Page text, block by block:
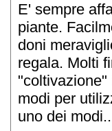
E' sempre
piante.
doni
regala. Molti
"coltivazione"
modi per
uno dei